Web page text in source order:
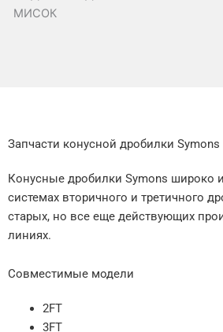
МИСОК
Запчасти конусной дробилки Symons
Конусные дробилки Symons широко
системах вторичного и третичного
старых, но все еще действующих
линиях.
Совместимые модели
2FT
3FT